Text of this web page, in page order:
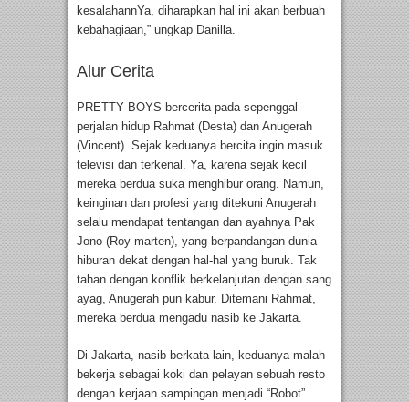
kesalahannYa, diharapkan hal ini akan berbuah
kebahagiaan,” ungkap Danilla.
Alur Cerita
PRETTY BOYS bercerita pada sepenggal
perjalan hidup Rahmat (Desta) dan Anugerah
(Vincent). Sejak keduanya bercita ingin masuk
televisi dan terkenal. Ya, karena sejak kecil
mereka berdua suka menghibur orang. Namun,
keinginan dan profesi yang ditekuni Anugerah
selalu mendapat tentangan dan ayahnya Pak
Jono (Roy marten), yang berpandangan dunia
hiburan dekat dengan hal-hal yang buruk. Tak
tahan dengan konflik berkelanjutan dengan sang
ayag, Anugerah pun kabur. Ditemani Rahmat,
mereka berdua mengadu nasib ke Jakarta.
Di Jakarta, nasib berkata lain, keduanya malah
bekerja sebagai koki dan pelayan sebuah resto
dengan kerjaan sampingan menjadi “Robot”.